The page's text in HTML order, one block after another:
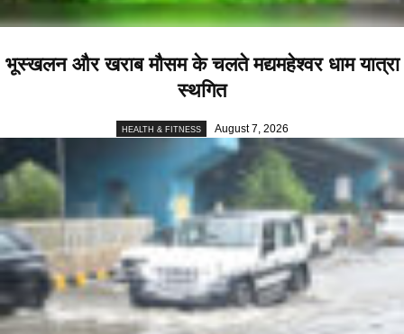
भूस्खलन और खराब मौसम के चलते मद्यमहेश्वर धाम यात्रा
स्थगित
HEALTH & FITNESS August 7, 2026